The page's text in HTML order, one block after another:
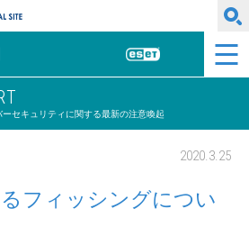
ケティングジャパン株式会社
サイバーセキュリティ情報局
ESET
セキュリティに関する最新の注意喚起
2020.3.25
フィッシングについ